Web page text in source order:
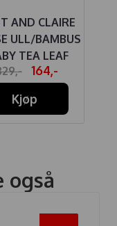
AND CLAIRE
ULL/BAMBUS
TEA LEAF
164,-
Kjøp
også